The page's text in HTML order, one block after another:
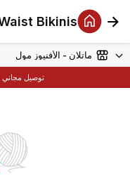
ماتلان - الأفنيوز مول
توصيل مجاني
Bikinis